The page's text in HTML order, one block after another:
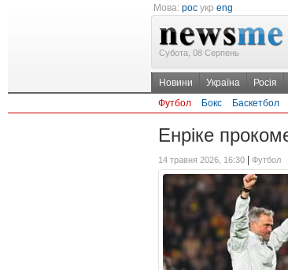
Мова: рос укр eng
Субота, 08 Серпень
Новини Україна Росія
Футбол
Бокс Баскетбол
Енріке
14 травня 2026, 16:30 Футбол